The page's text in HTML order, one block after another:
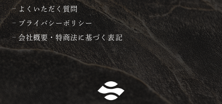
よくいただく質問
プライバシーポリシー
会社概要・特商法に基づく表記